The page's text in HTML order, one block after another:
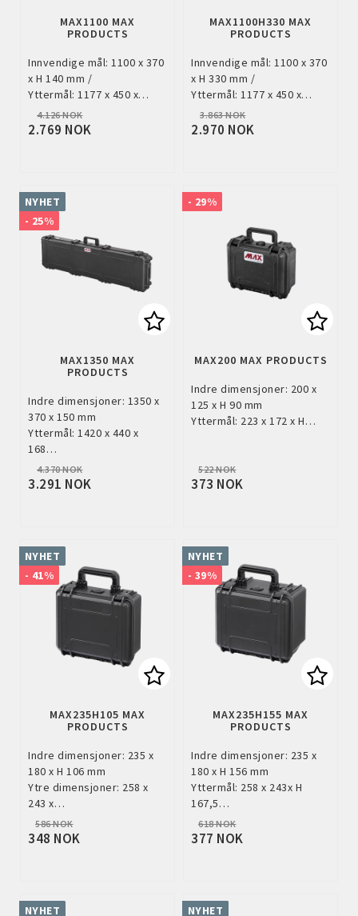
Add to list of favorites
MAX1100 MAX
PRODUCTS
Innvendige mål: 1100 x 370
x H 140 mm /
Yttermål: 1177 x 450 x…
4.126 NOK
2.769 NOK
Add
MAX1100H330 MAX
PRODUCTS
Innvendige mål: 1100 x 370
x H 330 mm /
Yttermål: 1177 x 450 x…
3.863 NOK
2.970 NOK
NYHET
- 25%
Add to list of favorites
MAX1350 MAX
PRODUCTS
Indre dimensjoner: 1350 x
370 x 150 mm
Yttermål: 1420 x 440 x
168…
4.370 NOK
3.291 NOK
- 29%
Add
MAX200 MAX PRODUCTS
Indre dimensjoner: 200 x
125 x H 90 mm
Yttermål: 223 x 172 x H…
522 NOK
373 NOK
NYHET
- 41%
Add to list of favorites
MAX235H105 MAX
PRODUCTS
Indre dimensjoner: 235 x
180 x H 106 mm
Ytre dimensjoner: 258 x
243 x…
586 NOK
348 NOK
NYHET
- 39%
MAX235H155 MAX
PRODUCTS
Indre dimensjoner: 235 x
180 x H 156 mm
Yttermål: 258 x 243x H
167,5…
618 NOK
377 NOK
NYHET NYHET